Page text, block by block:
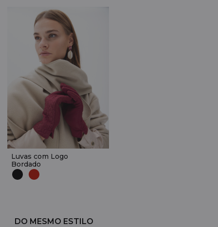
Luvas com Logo
Bordado
DO MESMO ESTILO